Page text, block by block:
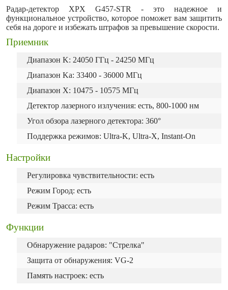
Радар-детектор XPX G457-STR - это надежное и
функциональное устройство, которое поможет вам защитить
себя на дороге и избежать штрафов за превышение скорости.
Приемник
Диапазон K: 24050 ГГц - 24250 МГц
Диапазон Ka: 33400 - 36000 МГц
Диапазон X: 10475 - 10575 МГц
Детектор лазерного излучения: есть, 800-1000 нм
Угол обзора лазерного детектора: 360°
Поддержка режимов: Ultra-K, Ultra-X, Instant-On
Настройки
Регулировка чувствительности: есть
Режим Город: есть
Режим Трасса: есть
Функции
Обнаружение радаров: "Стрелка"
Защита от обнаружения: VG-2
Память настроек: есть